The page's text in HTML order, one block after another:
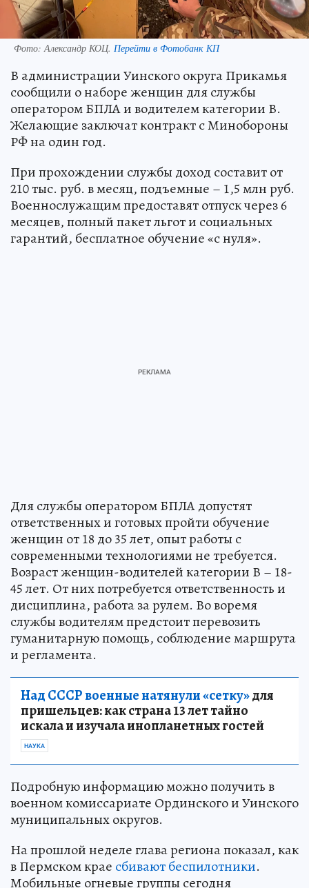
Фото: Александр КОЦ. Перейти в Фотобанк КП
В администрации Уинского округа Прикамья
сообщили о наборе женщин для службы
оператором БПЛА и водителем категории В.
Желающие заключат контракт с Минобороны
РФ на один год.
При прохождении службы доход составит от
210 тыс. руб. в месяц, подъемные – 1,5 млн руб.
Военнослужащим предоставят отпуск через 6
месяцев, полный пакет льгот и социальных
гарантий, бесплатное обучение «с нуля».
Для службы оператором БПЛА допустят
ответственных и готовых пройти обучение
женщин от 18 до 35 лет, опыт работы с
современными технологиями не требуется.
Возраст женщин-водителей категории В – 18-
45 лет. От них потребуется ответственность и
дисциплина, работа за рулем. Во воремя
службы водителям предстоит перевозить
гуманитарную помощь, соблюдение маршрута
и регламента.
Над СССР военные натянули «сетку»для
пришельцев: как страна 13 лет тайно
искала и изучала инопланетных гостей
НАУКА
Подробную информацию можно получить в
военном комиссариате Ординского и Уинского
муниципальных округов.
На прошлой неделе глава региона показал, как
в Пермском крае сбивают беспилотники.
Мобильные огневые группы сегодня